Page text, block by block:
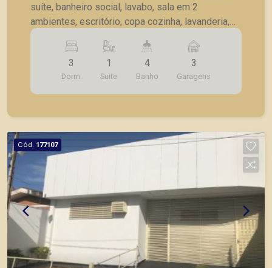
suíte, banheiro social, lavabo, sala em 2
ambientes, escritório, copa cozinha, lavanderia,
dependências de empregada completa, quintal.
3
Dorm.
1
Suite
4
Banho
3
Garagens
Cód. 177107